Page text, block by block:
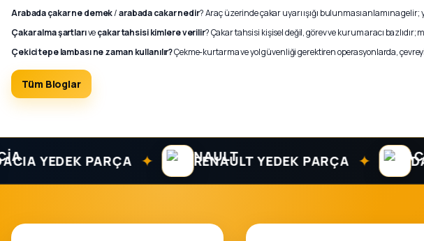
Arabada çakar ne demek/arabada cakar nedir? Araç üzerinde çakar uyarı ışığı bulunması anlamına
Çakar alma şartlarıveçakar tahsisi kimlere verilir? Çakar tahsisi kişisel değil, görev ve kurum aracı
Çekici tepe lambası ne zaman kullanılır?Çekme-kurtarma ve yol güvenliği gerektiren operasyonlarda,
Tüm Bloglar
PARÇA ✦ RENAULT YEDEK PARÇA ✦ DACIA